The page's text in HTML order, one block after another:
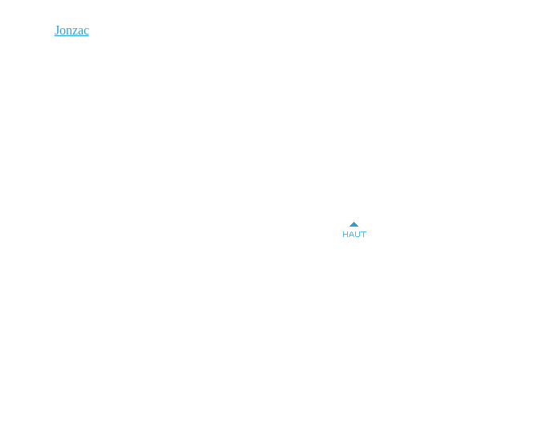
Jonzac